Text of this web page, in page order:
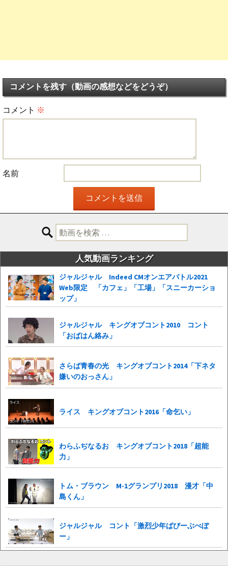
コメントを残す（動画の感想などをどうぞ）
コメント ※
名前
検
索:
人気動画ランキング
ジャルジャル Indeed CMオンエアバトル2021
Web限定 「カフェ」「工場」「スニーカーショ
ップ」
ジャルジャル キングオブコント2010 コント
「おばはん絡み」
さらば青春の光 キングオブコント2014「下ネタ
嫌いのおっさん」
ライス キングオブコント2016「命乞い」
わらふぢなるお キングオブコント2018「超能
力」
トム・ブラウン M-1グランプリ2018 漫才「中
島くん」
ジャルジャル コント「激烈少年ばびーぶべぼ
ー」